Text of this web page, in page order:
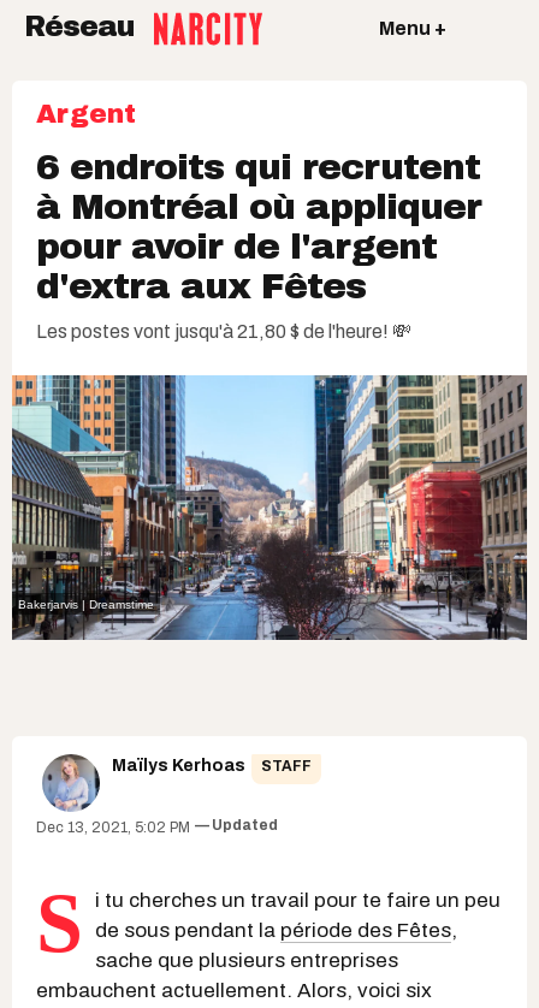
Réseau Menu +
Argent
6 endroits qui recrutent
à Montréal où appliquer
pour avoir de l'argent
d'extra aux Fêtes
Les postes vont jusqu'à 21,80 $ de l'heure! 💸
Bakerjarvis | Dreamstime
Maïlys Kerhoas STAFF
Dec 13, 2021, 5:02 PM Updated
S
i tu cherches un travail pour te faire un peu
de sous pendant la période des Fêtes,
sache que plusieurs entreprises
embauchent actuellement. Alors, voici six